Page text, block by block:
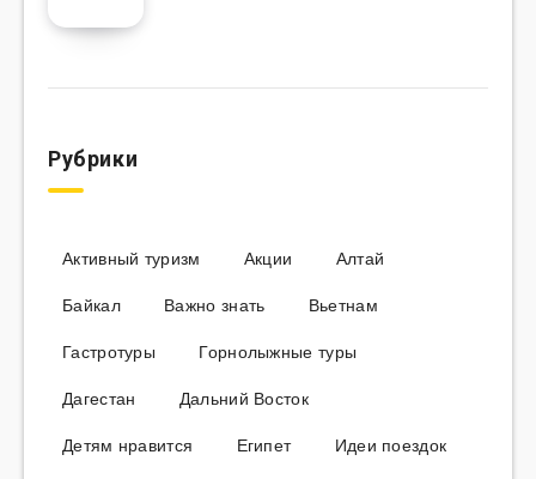
Рубрики
Активный туризм Акции
Алтай
Байкал
Важно знать
Вьетнам
Гастротуры
Горнолыжные туры
Дагестан
Дальний Восток
Детям нравится
Египет
Идеи поездок